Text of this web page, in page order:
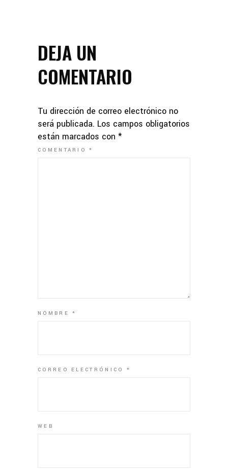
DEJA UN
COMENTARIO
Tu dirección de correo electrónico no
será publicada. Los campos obligatorios
están marcados con *
COMENTARIO*
NOMBRE*
CORREO ELECTRÓNICO *
WEB